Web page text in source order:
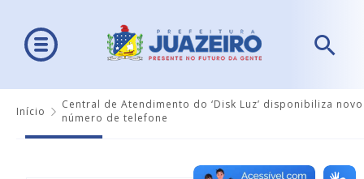
Início
Central de Atendimento do ‘Disk Luz’ disponibiliza novo
número de telefone